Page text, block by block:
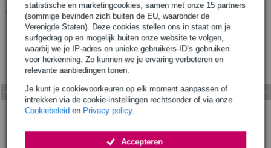
statistische en marketingcookies, samen met onze 15 partners
(sommige bevinden zich buiten de EU, waaronder de
Verenigde Staten). Deze cookies stellen ons in staat om je
surfgedrag op en mogelijk buiten onze website te volgen,
waarbij we je IP-adres en unieke gebruikers-ID’s gebruiken
voor herkenning. Zo kunnen we je ervaring verbeteren en
relevante aanbiedingen tonen.
Je kunt je cookievoorkeuren op elk moment aanpassen of
intrekken via de cookie-instellingen rechtsonder of via onze
Cookiebeleid en Privacy policy.
Accepteren
Bekijk ook eens (5)